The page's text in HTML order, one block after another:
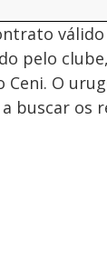
pelo
Ceni. O
buscar os